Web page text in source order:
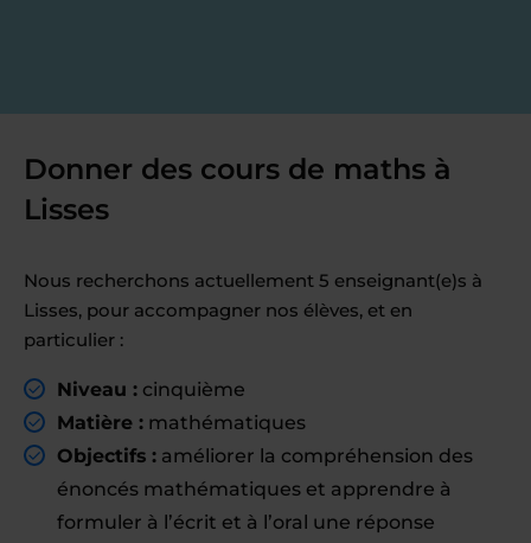
Donner des cours de maths à
Lisses
Nous recherchons actuellement 5 enseignant(e)s à
Lisses, pour accompagner nos élèves, et en
particulier :
Niveau : cinquième
Matière : mathématiques
Objectifs : améliorer la compréhension des
énoncés mathématiques et apprendre à
formuler à l’écrit et à l’oral une réponse